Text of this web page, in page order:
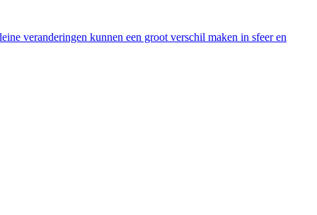
veranderingen kunnen een groot verschil maken in sfeer en